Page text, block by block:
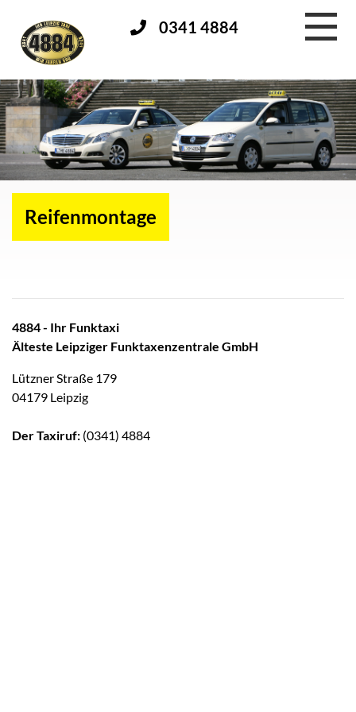
0341 4884
Reifenmontage
4884 - Ihr Funktaxi
Älteste Leipziger Funktaxenzentrale GmbH
Lützner Straße 179
04179 Leipzig
Der Taxiruf: (0341) 4884